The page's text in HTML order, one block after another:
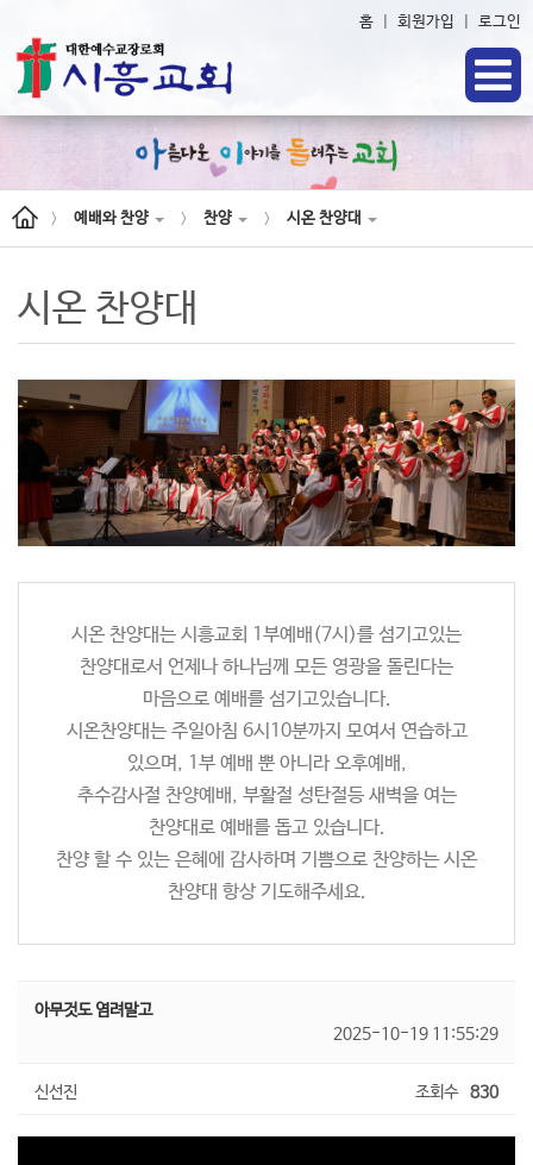
홈 회원가입 로그인
> 예배와 찬양 > 찬양 > 시온 찬양대
시온 찬양대
시온 찬양대는 시흥교회 1부예배(7시)를 섬기고있는
찬양대로서 언제나 하나님께 모든 영광을 돌린다는
마음으로 예배를 섬기고있습니다.
시온찬양대는 주일아침 6시10분까지 모여서 연습하고
있으며, 1부 예배 뿐 아니라 오후예배,
추수감사절 찬양예배, 부활절 성탄절등 새벽을 여는
찬양대로 예배를 돕고 있습니다.
찬양 할 수 있는 은혜에 감사하며 기쁨으로 찬양하는 시온
찬양대 항상 기도해주세요.
아무것도 염려말고
2025-10-19 11:55:29
신선진 조회수 830